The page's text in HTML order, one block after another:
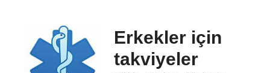
Erkekler için
takviyeler